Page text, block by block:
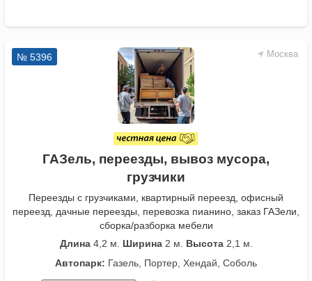
Москва
№ 5396
ГАЗель, переезды, вывоз мусора,
грузчики
Переезды с грузчиками, квартирный переезд, офисный
переезд, дачные переезды, перевозка пианино, заказ ГАЗели,
сборка/разборка мебели
Длина4,2 м. Ширина2 м. Высота2,1 м.
Автопарк: Газель, Портер, Хендай, Соболь